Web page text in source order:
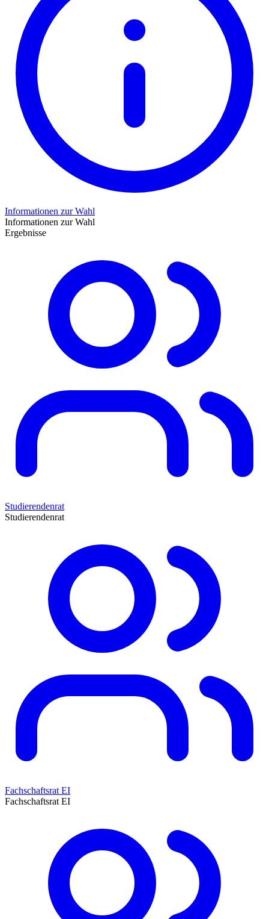
Informationen zur Wahl
Informationen zur Wahl
Ergebnisse
Studierendenrat
Studierendenrat
Fachschaftsrat EI
Fachschaftsrat EI